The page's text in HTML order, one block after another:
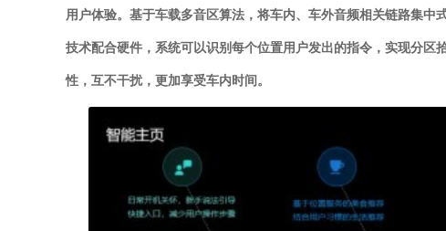
用户体验。基于车载多音区算法，将车内、车外音频相关链路集
技术配合硬件，系统可以识别每个位置用户发出的指令，实现分
性，互不干扰，更加享受车内时间。